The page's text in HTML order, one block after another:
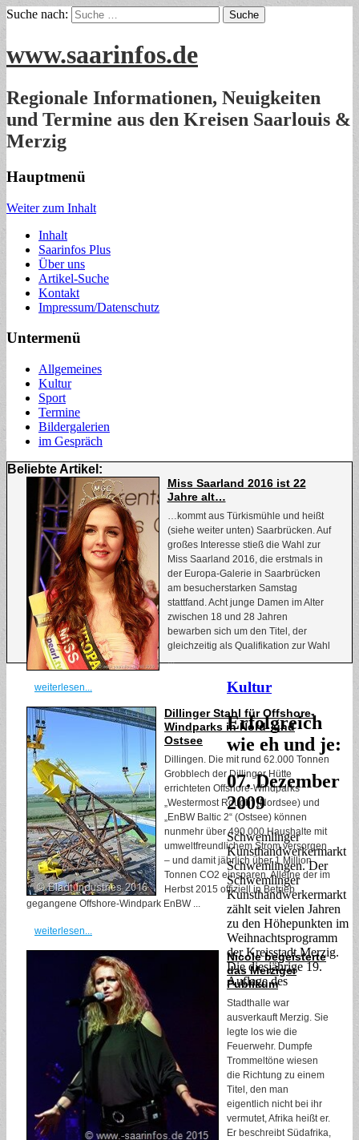
Suche nach:
www.saarinfos.de
Regionale Informationen, Neuigkeiten
und Termine aus den Kreisen Saarlouis &
Merzig
Hauptmenü
Weiter zum Inhalt
Inhalt
Saarinfos Plus
Über uns
Artikel-Suche
Kontakt
Impressum/Datenschutz
Untermenü
Allgemeines
Kultur
Sport
Termine
Bildergalerien
im Gespräch
Beliebte Artikel:
Miss Saarland 2016 ist 22
Jahre alt…
…kommt aus Türkismühle und heißt
(siehe weiter unten) Saarbrücken. Auf
großes Interesse stieß die Wahl zur
Miss Saarland 2016, die erstmals in
der Europa-Galerie in Saarbrücken
am besucherstarken Samstag
stattfand. Acht junge Damen im Alter
zwischen 18 und 28 Jahren
bewarben sich um den Titel, der
gleichzeitig als Qualifikation zur Wahl
...
weiterlesen...
Dillinger Stahl für Offshore-
Windparks in Nord- und
Ostsee
Dillingen. Die mit rund 62.000 Tonnen
Grobblech der Dillinger Hütte
errichteten Offshore-Windparks
„Westermost Rough“ (Nordsee) und
„EnBW Baltic 2“ (Ostsee) können
nunmehr über 490.000 Haushalte mit
umweltfreundlichem Strom versorgen
– und damit jährlich über 1 Million
Tonnen CO2 einsparen. Alleine der im
Herbst 2015 offiziell in Betrieb
gegangene Offshore-Windpark EnBW ...
weiterlesen...
Nicole begeisterte
das Merziger
Publikum
Stadthalle war
ausverkauft Merzig. Sie
legte los wie die
Feuerwehr. Dumpfe
Trommeltöne wiesen
die Richtung zu einem
Titel, den man
eigentlich nicht bei ihr
vermutet, Afrika heißt er.
Er beschreibt Südafrika,
Kultur
Erfolgreich
wie eh und je:
07. Dezember
2009
Schwemlinger
Kunsthandwerkermarkt
Schwemlingen. Der
Schwemlinger
Kunsthandwerkermarkt
zählt seit vielen Jahren
zu den Höhepunkten im
Weihnachtsprogramm
der Kreisstadt Merzig.
Die diesjährige 19.
Auflage des